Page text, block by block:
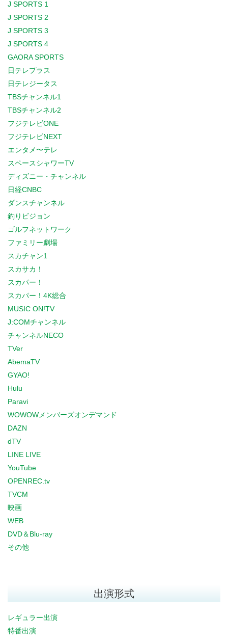
J SPORTS 1
J SPORTS 2
J SPORTS 3
J SPORTS 4
GAORA SPORTS
日テレプラス
日テレジータス
TBSチャンネル1
TBSチャンネル2
フジテレビONE
フジテレビNEXT
エンタメ〜テレ
スペースシャワーTV
ディズニー・チャンネル
日経CNBC
ダンスチャンネル
釣りビジョン
ゴルフネットワーク
ファミリー劇場
スカチャン1
スカサカ！
スカパー！
スカパー！4K総合
MUSIC ON!TV
J:COMチャンネル
チャンネルNECO
TVer
AbemaTV
GYAO!
Hulu
Paravi
WOWOWメンバーズオンデマンド
DAZN
dTV
LINE LIVE
YouTube
OPENREC.tv
TVCM
映画
WEB
DVD＆Blu-ray
その他
出演形式
レギュラー出演
特番出演